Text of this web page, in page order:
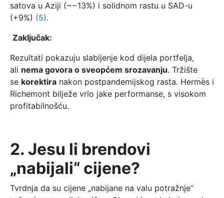
satova u Aziji (~−13%) i solidnom rastu u SAD-u
(+9%) (5).
Zaključak:
Rezultati pokazuju slabljenje kod dijela portfelja,
ali nema govora o sveopćem srozavanju. Tržište
se korektira nakon postpandemijskog rasta. Hermès i
Richemont bilježe vrlo jake performanse, s visokom
profitabilnošću.
2. Jesu li brendovi
„nabijali“ cijene?
Tvrdnja da su cijene „nabijane na valu potražnje“